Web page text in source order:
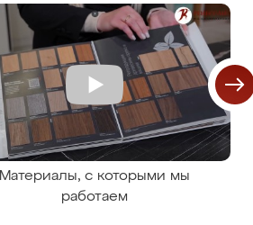
Материалы, с которыми мы
работаем